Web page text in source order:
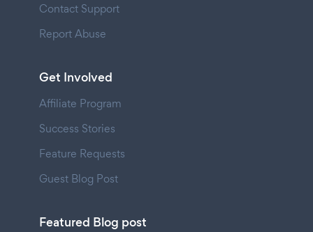
Contact Support
Report Abuse
Get Involved
Affiliate Program
Success Stories
Feature Requests
Guest Blog Post
Featured Blog post